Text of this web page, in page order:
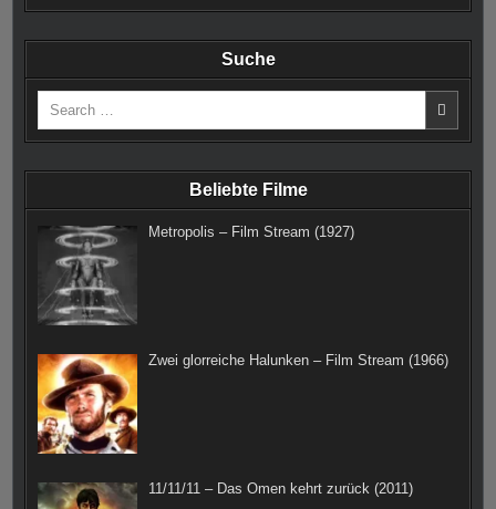
c
b
o
o
s
g
r
m
n
r
e
t
m
r
i
t
e
r
e
Suche
Search
Beliebte Filme
Metropolis – Film Stream (1927)
Zwei glorreiche Halunken – Film Stream (1966)
11/11/11 – Das Omen kehrt zurück (2011)